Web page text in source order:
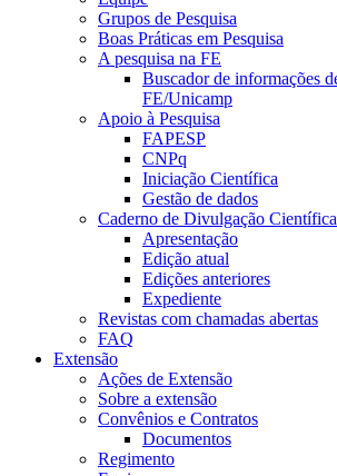
Grupos de Pesquisa
Boas Práticas em Pesquisa
A pesquisa na FE
Buscador de informações
FE/Unicamp
Apoio à Pesquisa
FAPESP
CNPq
Iniciação Científica
Gestão de dados
Caderno de Divulgação Científica
Apresentação
Edição atual
Edições anteriores
Expediente
Revistas com chamadas abertas
FAQ
Extensão
Ações de Extensão
Sobre a extensão
Convênios e Contratos
Documentos
Regimento